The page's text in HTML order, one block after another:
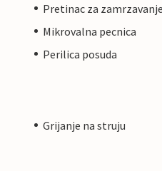
Pretinac za zamrzavanje
Mikrovalna pecnica
Perilica posuda
Grijanje na struju